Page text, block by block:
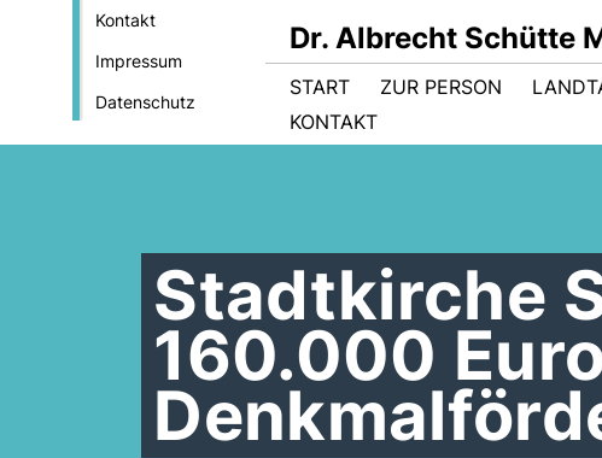
Kontakt
Impressum
Datenschutz
Dr. Albrecht Schütte
START ZUR PERSON
KONTAKT
Stadtkirche
160.000